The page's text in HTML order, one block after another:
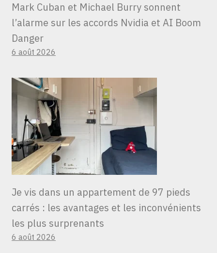
Mark Cuban et Michael Burry sonnent
l’alarme sur les accords Nvidia et AI Boom
Danger
6 août 2026
Je vis dans un appartement de 97 pieds
carrés : les avantages et les inconvénients
les plus surprenants
6 août 2026